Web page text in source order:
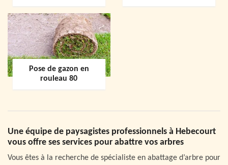
Pose de gazon en
rouleau 80
Une équipe de paysagistes professionnels à Hebecourt
vous offre ses services pour abattre vos arbres
Vous êtes à la recherche de spécialiste en abattage d’arbre pour